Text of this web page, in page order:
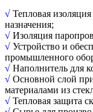
√ Тепловая
назначения;
√ Изоляция
√ Устройство и
промышленного
√ Наполнитель для
√ Основной слой
материалами из
√ Тепловая защита